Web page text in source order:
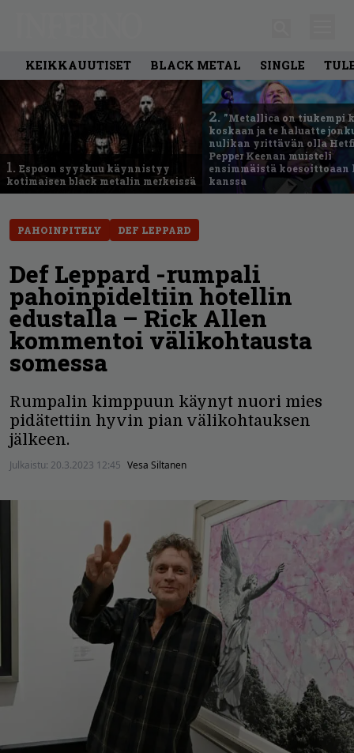
KEIKKAUUTISET BLACK METAL SINGLE
1. Espoon syyskuu käynnistyy
kotimaisen black metalin merkeissä
2. ”Metallica on tiukempi
koskaan ja te haluatte
nulikan yrittävän olla
Pepper Keenan muisteli
ensimmäistä
kanssa
PAHOINPITELY DEF LEPPARD
Def Leppard -rumpali
pahoinpideltiin hotellin
edustalla – Rick Allen
kommentoi välikohtausta
somessa
Rumpalin kimppuun käynyt nuori mies
pidätettiin hyvin pian välikohtauksen
jälkeen.
Julkaistu: 20.3.2023 12:45 Vesa Siltanen